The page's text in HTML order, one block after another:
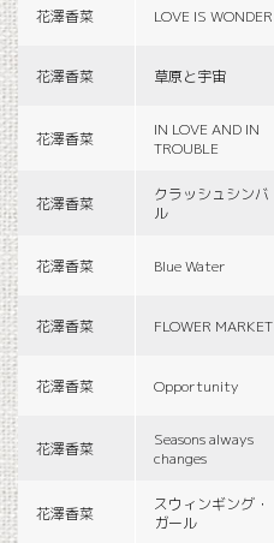
花澤香菜 LOVE IS WONDER
花澤香菜 草原と宇宙
花澤香菜
IN LOVE AND IN
TROUBLE
花澤香菜
クラッシュシンバ
ル
花澤香菜 Blue Water
花澤香菜 FLOWER MARKET
花澤香菜 Opportunity
花澤香菜
Seasons always
changes
花澤香菜
スウィンギング・
ガール